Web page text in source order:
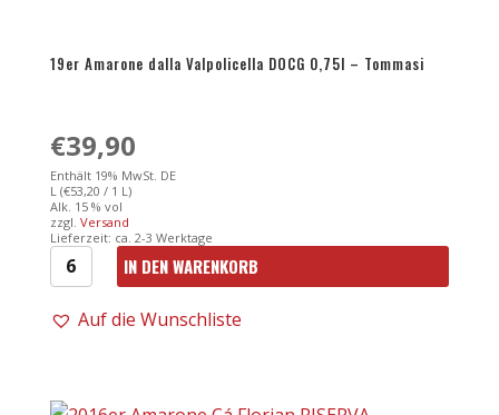
19er Amarone dalla Valpolicella DOCG 0,75l – Tommasi
€39,90
Enthält 19% MwSt. DE
L (€53,20 / 1 L)
Alk. 15 % vol
zzgl. Versand
Lieferzeit: ca. 2-3 Werktage
19er
Amarone
DOCG
IN DEN WARENKORB
Auf die Wunschliste